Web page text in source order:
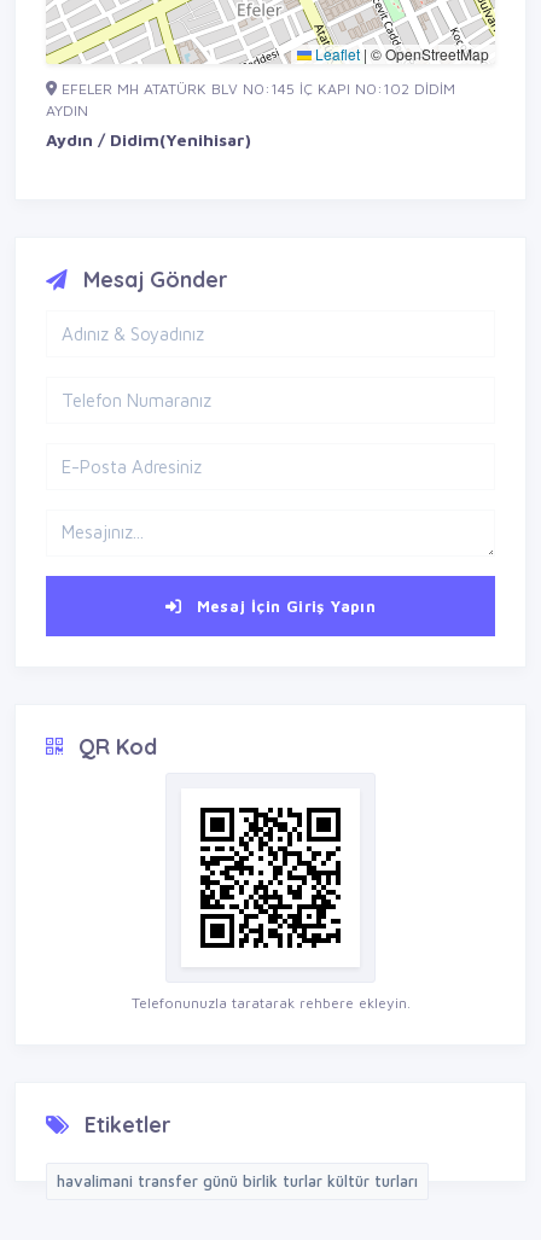
Leaflet | © OpenStreetMap
EFELER MH ATATÜRK BLV NO:145 İÇ KAPI NO:102 DİDİM
AYDIN
Aydın / Didim(Yenihisar)
Mesaj Gönder
Mesaj İçin Giriş Yapın
QR Kod
Telefonunuzla taratarak rehbere ekleyin.
Etiketler
havalimani transfer günü birlik turlar kültür turları